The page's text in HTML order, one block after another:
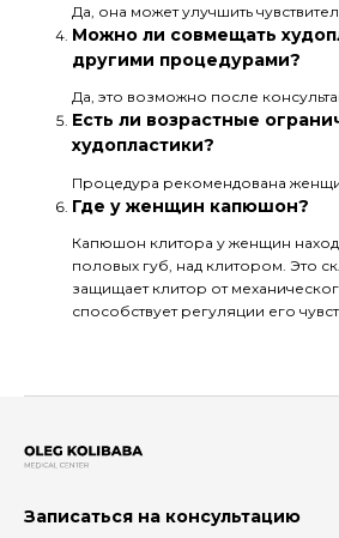
Да, она может улучшить
Можно ли совмещать
другими процедурами?
Да, это возможно после
Есть ли возрастные
худопластики?
Процедура рекомендована
Где у женщин капюшон?
Капюшон клитора у женщин
половых губ, над клитором. Это
защищает клитор от
способствует регуляции его
Записаться на консультацию